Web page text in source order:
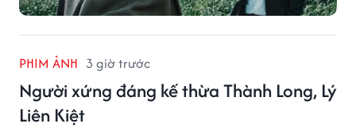
PHIM ẢNH 3 giờ trước
Người xứng đáng kế thừa Thành Long, Lý
Liên Kiệt